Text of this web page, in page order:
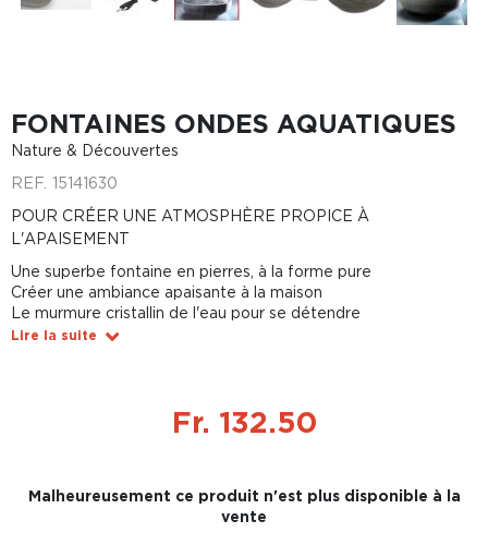
FONTAINES ONDES AQUATIQUES
Nature & Découvertes
REF. 15141630
POUR CRÉER UNE ATMOSPHÈRE PROPICE À
L'APAISEMENT
Une superbe fontaine en pierres, à la forme pure
Créer une ambiance apaisante à la maison
Le murmure cristallin de l'eau pour se détendre
Lire la suite
Fr. 132.50
Malheureusement ce produit n'est plus disponible à la
vente